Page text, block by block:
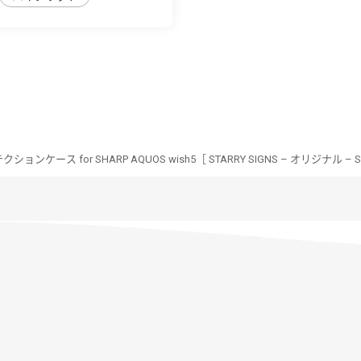
ションケース for SHARP AQUOS wish5［ STARRY SIGNS – オリジナル –